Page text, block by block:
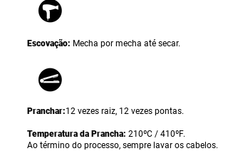
Escovação: Mecha por mecha até secar.
Pranchar:12 vezes raiz, 12 vezes pontas.
Temperatura da Prancha: 210ºC / 410ºF.
Ao término do processo, sempre lavar os cabelos.